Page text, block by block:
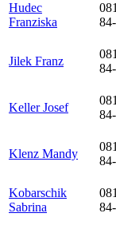
Hudec
Franziska
Jilek Franz
Keller Josef
Klenz Mandy
Kobarschik
Sabrina